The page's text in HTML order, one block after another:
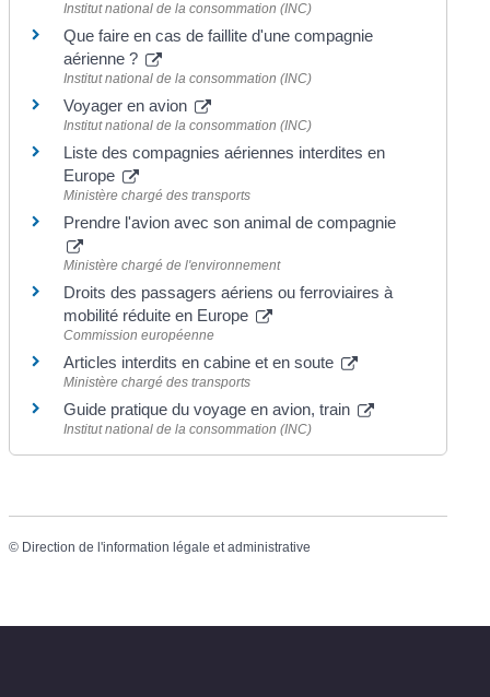
Institut national de la consommation (INC)
Que faire en cas de faillite d'une compagnie
aérienne ?
Institut national de la consommation (INC)
Voyager en avion
Institut national de la consommation (INC)
Liste des compagnies aériennes interdites en
Europe
Ministère chargé des transports
Prendre l'avion avec son animal de compagnie
Ministère chargé de l'environnement
Droits des passagers aériens ou ferroviaires à
mobilité réduite en Europe
Commission européenne
Articles interdits en cabine et en soute
Ministère chargé des transports
Guide pratique du voyage en avion, train
Institut national de la consommation (INC)
© Direction de l'information légale et administrative